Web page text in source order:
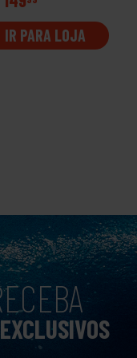
IR PARA LOJA